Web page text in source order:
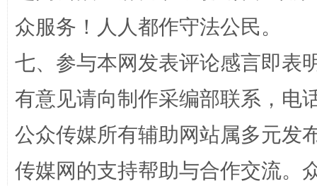
完善运行机制助力责任有效落实 一纸欠
众服务！人人都作守法公民。
七、参与本网发表评论感言即表
有意见请向制作采编部联系，电
公众传媒所有辅助网站属多元发
传媒网的支持帮助与合作交流。